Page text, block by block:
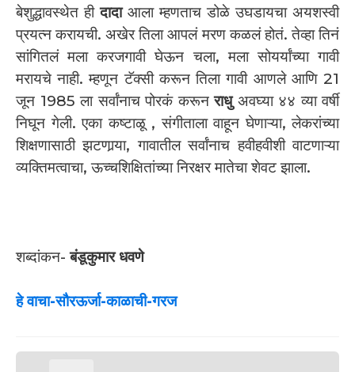
बेशुद्धावस्थेत हीदादा आला म्हणताच डोळे उघडायचा अयशस्वी
प्रयत्न करायची. अखेर तिला आपलं मरण कळलं होतं. तेव्हा तिनं
सांगितलं मला करजगावी घेऊन चला, मला सोयर्यांच्या गावी
मरायचे नाही. म्हणून टॅक्सी करून तिला गावी आणले आणि 21
जून 1985 ला सर्वांनाच पोरकं करूनराधुअवघ्या ४४ व्या वर्षी
निघून गेली. एका कष्टाळू , संगीताला वाहून घेणाऱ्या, लेकरांच्या
शिक्षणासाठी झटणार्‍या, गावातील सर्वांनाच हवीहवीशी वाटणाऱ्या
व्यक्तिमत्वाचा, ऊच्चशिक्षितांच्या निरक्षर मातेचा शेवट झाला.
शब्दांकन-बंडूकुमार धवणे
हे वाचा-सौरऊर्जा-काळाची-गरज